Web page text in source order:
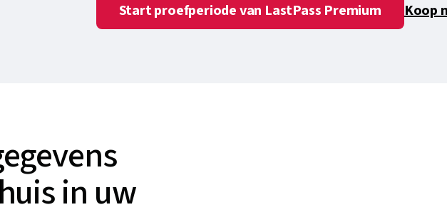
Start proefperiode van LastPass Premium Koop
in uw